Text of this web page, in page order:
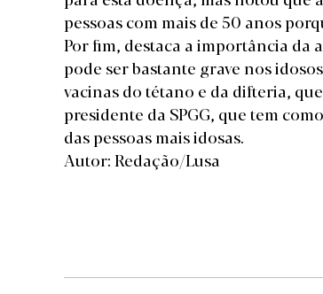
pessoas com mais de 50 anos
Por fim, destaca a importância da
pode ser bastante grave nos
vacinas do tétano e da difteria,
presidente da SPGG, que tem
das pessoas mais idosas.
Autor: Redação/Lusa